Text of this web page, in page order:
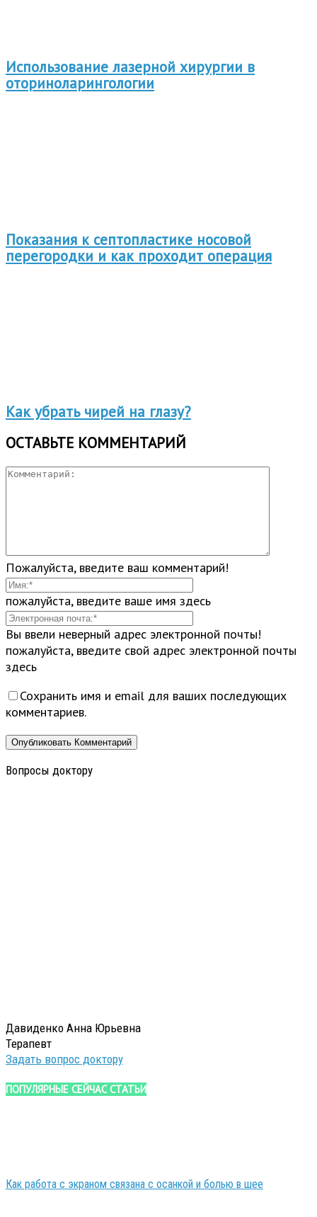
Использование лазерной хирургии в
оториноларингологии
Показания к септопластике носовой
перегородки и как проходит операция
Как убрать чирей на глазу?
ОСТАВЬТЕ КОММЕНТАРИЙ
Пожалуйста, введите ваш комментарий!
пожалуйста, введите ваше имя здесь
Вы ввели неверный адрес электронной почты!
пожалуйста, введите свой адрес электронной почты
здесь
Сохранить имя и email для ваших последующих
комментариев.
Вопросы доктору
Давиденко Анна Юрьевна
Терапевт
Задать вопрос доктору
ПОПУЛЯРНЫЕ СЕЙЧАС СТАТЬИ
Как работа с экраном связана с осанкой и болью в шее